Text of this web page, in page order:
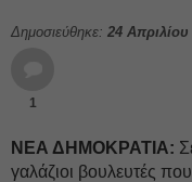
Δημοσιεύθηκε: 24
1
ΝΕΑ ΔΗΜΟΚΡΑΤΙΑ:
γαλάζιοι βουλευτές